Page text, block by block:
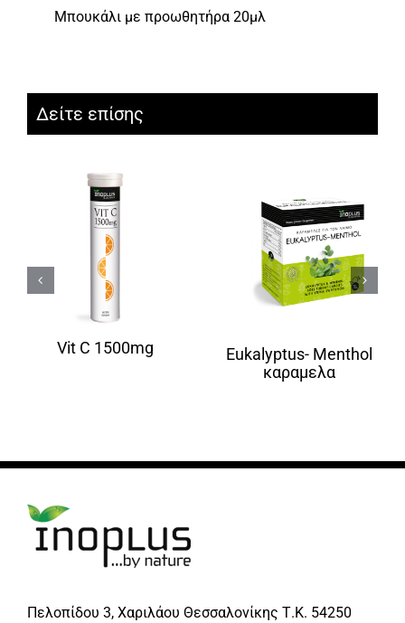
Μπουκάλι με προωθητήρα 20μλ
Δείτε επίσης
Vit C 1500mg
Eukalyptus- Menthol
καραμελα
Πελοπίδου 3, Χαριλάου Θεσσαλονίκης Τ.Κ. 54250